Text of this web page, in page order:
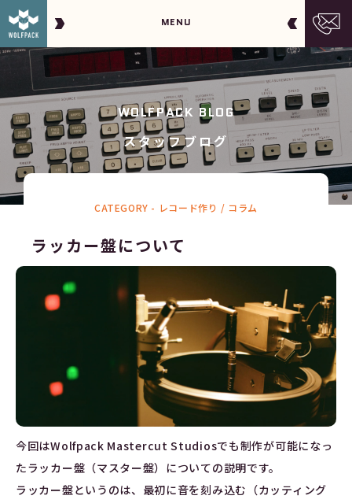
MENU
WOLFPACK BLOG
スタッフブログ
CATEGORY - レコード作り / コラム
ラッカー盤について
今回はWolfpack Mastercut Studiosでも制作が可能になっ
たラッカー盤（マスター盤）についての説明です。
ラッカー盤というのは、最初に音を刻み込む（カッティング